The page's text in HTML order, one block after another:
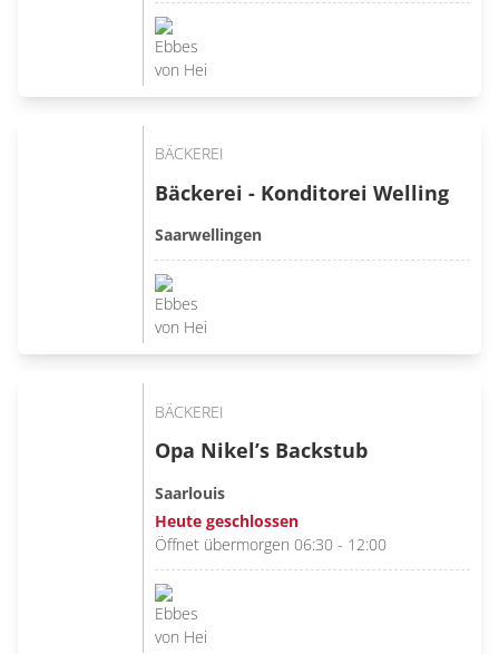
BÄCKEREI
Bäckerei - Konditorei Welling
Saarwellingen
BÄCKEREI
Opa Nikel’s Backstub
Saarlouis
Heute geschlossen
Öffnet übermorgen 06:30 - 12:00